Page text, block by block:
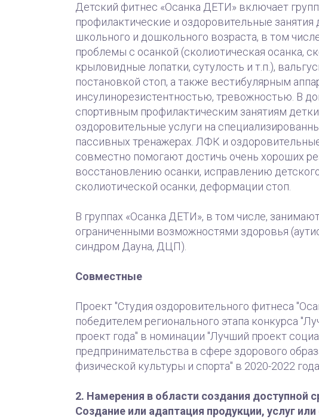
Детский фитнес «Осанка ДЕТИ» включает
профилактические и оздоровительные занятия
школьного и дошкольного возраста, в том
проблемы с осанкой (сколиотическая осанка,
крыловидные лопатки, сутулость и т.п.),
постановкой стоп, а также вестибулярным
инсулинорезистентностью, тревожностью. В
спортивным профилактическим занятиям
оздоровительные услуги на
пассивных тренажерах. ЛФК и
совместно помогают достичь очень хороших
восстановлению осанки, исправлению
сколиотической осанки, деформации стоп.
В группах «Осанка ДЕТИ», в том числе,
ограниченными возможностями здоровья
синдром Дауна, ДЦП).
Совместные
Проект "Студия оздоровительного фитнеса
победителем регионального этапа конкурса
проект года" в номинации "Лучший проект
предпринимательства в сфере здорового
физической культуры и спорта" в 2020-2022
2. Намерения в области создания доступной
Создание или адаптация продукции, услуг или